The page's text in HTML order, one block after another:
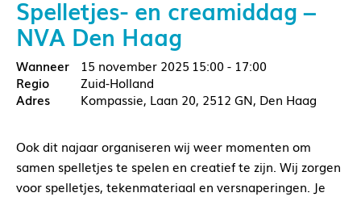
Spelletjes- en creamiddag –
NVA Den Haag
15 november 2025 15:00 - 17:00
Zuid-Holland
Kompassie, Laan 20, 2512 GN, Den Haag
Ook dit najaar organiseren wij weer momenten om
samen spelletjes te spelen en creatief te zijn. Wij zorgen
voor spelletjes, tekenmateriaal en versnaperingen. Je